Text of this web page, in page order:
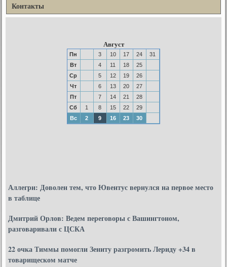
Контакты
Август
Пн 3 10 17 24
31
Вт
4 11 18
25
Ср
5 12 19
26
Чт
6 13 20
27
Пт
7 14 21
28
Сб
1 8 15 22
29
Вс
2 9 16 23 30
Аллегри: Доволен тем, что Ювентус вернулся на первое место
в таблице
Дмитрий Орлов: Ведем переговоры с Вашингтоном,
разговаривали с ЦСКА
22 очка Тиммы помогли Зениту разгромить Лериду +34 в
товарищеском матче